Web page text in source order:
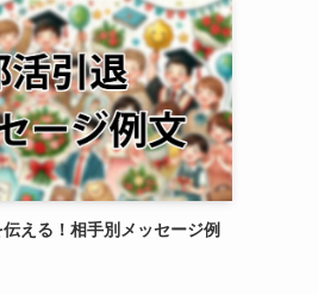
える！相手別メッセージ例